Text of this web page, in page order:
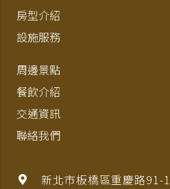
房型介紹
設施服務
周邊景點
餐飲介紹
交通資訊
聯絡我們
新北市板橋區重慶路91-